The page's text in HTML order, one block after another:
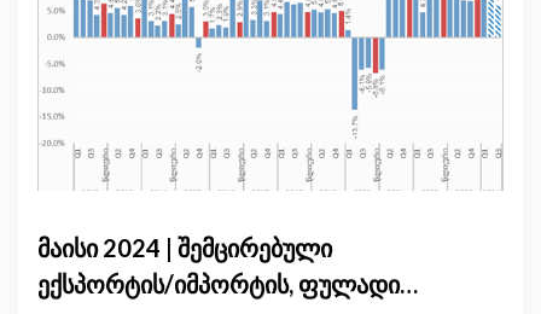
მაისი 2024 | შემცირებული
ექსპორტის/იმპორტის, ფულადი